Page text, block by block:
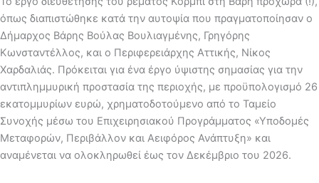
όπως διαπιστώθηκε κατά την αυτοψία που πραγματοποίησαν ο
Δήμαρχος Βάρης Βούλας Βουλιαγμένης, Γρηγόρης
Κωνσταντέλλος, και ο Περιφερειάρχης Αττικής, Νίκος
Χαρδαλιάς. Πρόκειται για ένα έργο ύψιστης σημασίας για την
αντιπλημμυρική προστασία της περιοχής, με προϋπολογισμό 26
εκατομμυρίων ευρώ, χρηματοδοτούμενο από το Ταμείο
Συνοχής μέσω του Επιχειρησιακού Προγράμματος «Υποδομές
Μεταφορών, Περιβάλλον και Αειφόρος Ανάπτυξη» και
αναμένεται να ολοκληρωθεί έως τον Δεκέμβριο του 2026.